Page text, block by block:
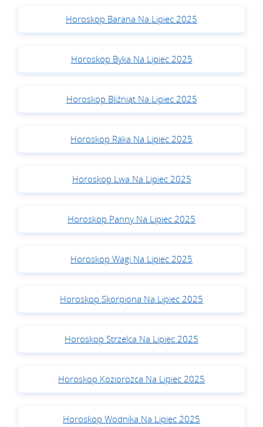
Horoskop Barana Na Lipiec 2025
Horoskop Byka Na Lipiec 2025
Horoskop Bliźniąt Na Lipiec 2025
Horoskop Raka Na Lipiec 2025
Horoskop Lwa Na Lipiec 2025
Horoskop Panny Na Lipiec 2025
Horoskop Wagi Na Lipiec 2025
Horoskop Skorpiona Na Lipiec 2025
Horoskop Strzelca Na Lipiec 2025
Horoskop Koziorożca Na Lipiec 2025
Horoskop Wodnika Na Lipiec 2025